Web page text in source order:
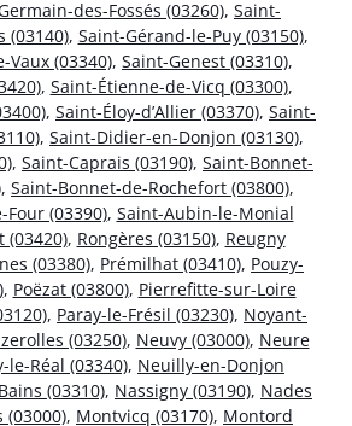
des-Fossés (03260), Saint-
(03140), Saint-Gérand-le-Puy (03150),
Vaux (03340), Saint-Genest (03310),
, Saint-Étienne-de-Vicq (03300),
, Saint-Éloy-d’Allier (03370), Saint-
, Saint-Didier-en-Donjon (03130),
, Saint-Caprais (03190), Saint-Bonnet-
, Saint-Bonnet-de-Rochefort (03800),
(03390), Saint-Aubin-le-Monial
(03420), Rongères (03150), Reugny
(03380), Prémilhat (03410), Pouzy-
, Poëzat (03800), Pierrefitte-sur-Loire
, Paray-le-Frésil (03230), Noyant-
(03250), Neuvy (03000), Neure
le-Réal (03340), Neuilly-en-Donjon
(03310), Nassigny (03190), Nades
(03000), Montvicq (03170), Montord